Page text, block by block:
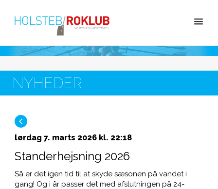
NYHEDER
lørdag 7. marts 2026 kl. 22:18
Standerhejsning 2026
Så er det igen tid til at skyde sæsonen på vandet i
gang! Og i år passer det med afslutningen på 24-